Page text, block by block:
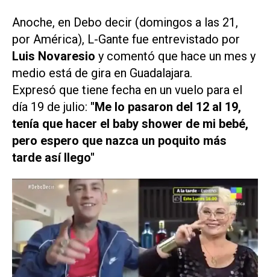
Anoche, en Debo decir (domingos a las 21,
por América), L-Gante fue entrevistado por
Luis Novaresio y comentó que hace un mes y
medio está de gira en Guadalajara.
Expresó que tiene fecha en un vuelo para el
día 19 de julio: "Me lo pasaron del 12 al 19,
tenía que hacer el baby shower de mi bebé,
pero espero que nazca un poquito más
tarde así llego"